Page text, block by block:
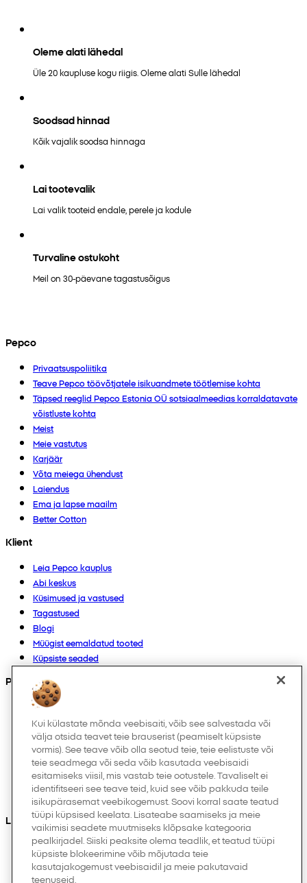
Oleme alati lähedal
Üle 20 kaupluse kogu riigis. Oleme alati Sulle lähedal
Soodsad hinnad
Kõik vajalik soodsa hinnaga
Lai tootevalik
Lai valik tooteid endale, perele ja kodule
Turvaline ostukoht
Meil on 30-päevane tagastusõigus
Pepco
Privaatsuspoliitika
Teave Pepco töövõtjatele isikuandmete töötlemise kohta
Täpsed reeglid Pepco Estonia OÜ sotsiaalmeedias korraldatavate
võistluste kohta
Meist
Meie vastutus
Karjäär
Võta meiega ühendust
Laiendus
Ema ja lapse maailm
Better Cotton
Klient
Leia Pepco kauplus
Abi keskus
Küsimused ja vastused
Tagastused
Blogi
Müügist eemaldatud tooted
Küpsiste seaded
Products
Kollektsioonid
Imikutele
Laps
Kodukaubad
Naistele
Meestele
Muud
Leiad meid ka
Kui külastate mõnda veebisaiti, võib see salvestada või
välja otsida teavet teie brauserist (peamiselt küpsiste
vormis). See teave võib olla seotud teie, teie eelistuste või
teie seadmega või seda võib kasutada veebisaidi
esitamiseks viisil, mis vastab teie ootustele. Tavaliselt ei
identifitseeri see teave teid, kuid see võib pakkuda teile
isikupärasemat veebikogemust. Soovi korral saate teatud
tüüpi küpsised keelata. Lisateabe saamiseks ja meie
vaikimisi seadete muutmiseks klõpsake kategooria
pealkirjadel. Siiski peaksite olema teadlik, et teatud tüüpi
küpsiste blokeerimine võib mõjutada teie
kasutajakogemust veebisaidil ja meie pakutavaid
teenuseid.